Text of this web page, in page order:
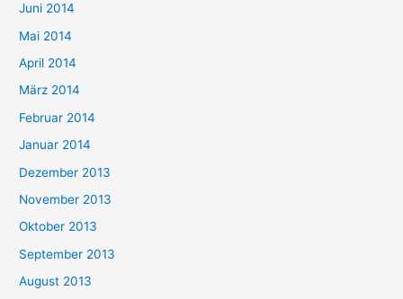
Juni 2014
Mai 2014
April 2014
März 2014
Februar 2014
Januar 2014
Dezember 2013
November 2013
Oktober 2013
September 2013
August 2013